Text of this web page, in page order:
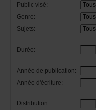
Publicvisé:
Genre:
Sujets:
Durée:
Annéedepublication:
Annéed'écriture:
Distribution: